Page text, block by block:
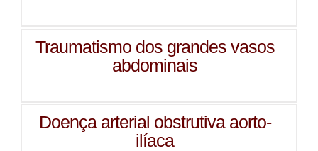
Traumatismo dos grandes vasos
abdominais
Doença arterial obstrutiva aorto-
ilíaca